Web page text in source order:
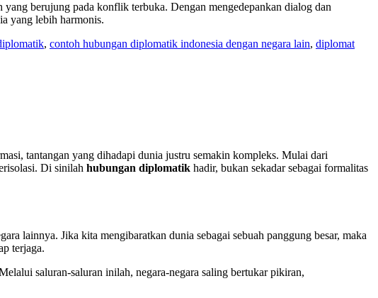
berujung pada konflik terbuka. Dengan mengedepankan dialog dan
yang lebih harmonis.
, contoh hubungan diplomatik indonesia dengan negara lain, diplomat
tantangan yang dihadapi dunia justru semakin kompleks. Mulai dari
Di sinilah hubungan diplomatik hadir, bukan sekadar sebagai formalitas
lainnya. Jika kita mengibaratkan dunia sebagai sebuah panggung besar, maka
terjaga.
saluran-saluran inilah, negara-negara saling bertukar pikiran,